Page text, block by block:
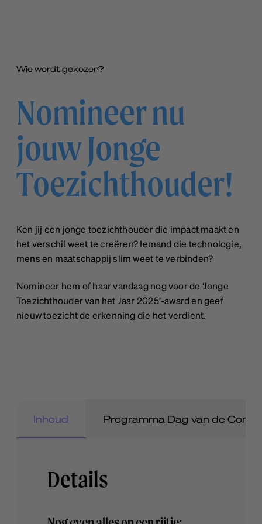
Wie wordt gekozen?
Nomineer nu
jouw Jonge
Toezichthouder!
Ken jij een jonge toezichthouder die impact maakt en
het verschil weet te creëren? Iemand die technologie,
mens en maatschappij slim weet te verbinden?
Nomineer hem of haar vandaag nog voor de ‘Jonge
Toezichthouder van het Jaar 2025’-award en geef
nieuw toezicht de erkenning die het verdient.
Inhoud Programma Dag van de
Details